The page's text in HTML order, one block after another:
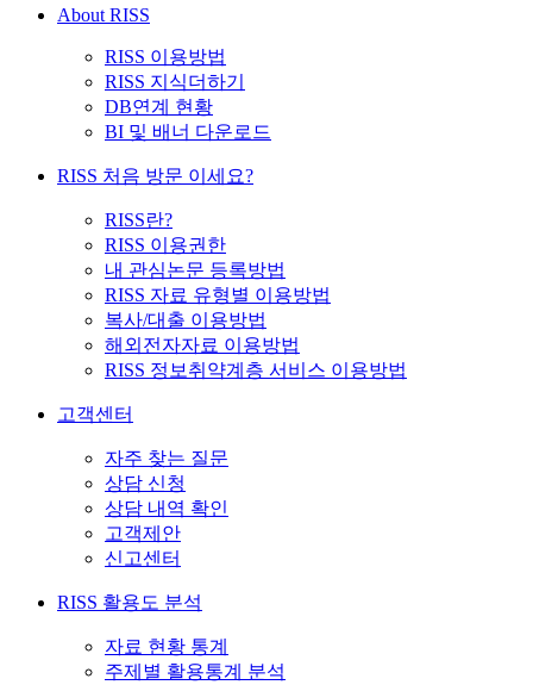
About RISS
RISS 이용방법
RISS 지식더하기
DB연계 현황
BI 및 배너 다운로드
RISS 처음 방문 이세요?
RISS란?
RISS 이용권한
내 관심논문 등록방법
RISS 자료 유형별 이용방법
복사/대출 이용방법
해외전자자료 이용방법
RISS 정보취약계층 서비스 이용방법
고객센터
자주 찾는 질문
상담 신청
상담 내역 확인
고객제안
신고센터
RISS 활용도 분석
자료 현황 통계
주제별 활용통계 분석